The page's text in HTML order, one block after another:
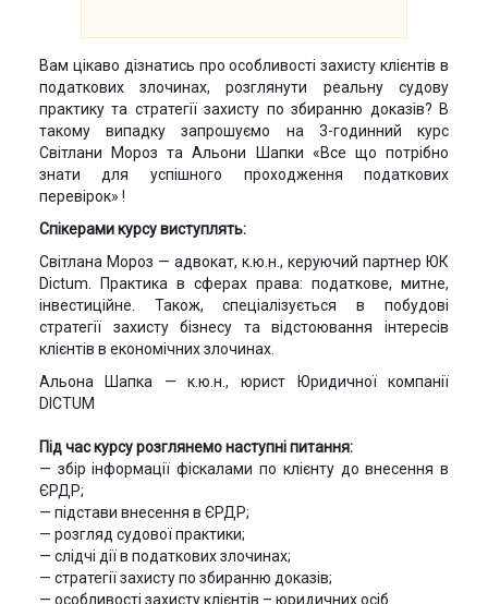
Вам цікаво дізнатись про особливості захисту клієнтів в
податкових злочинах, розглянути реальну судову
практику та стратегії захисту по збиранню доказів? В
такому випадку запрошуємо на 3-годинний курс
Світлани Мороз та Альони Шапки «Все що потрібно
знати для успішного проходження податкових
перевірок» !
Спікерами курсу виступлять:
Світлана Мороз — адвокат, к.ю.н., керуючий партнер ЮК
Dictum. Практика в сферах права: податкове, митне,
інвестиційне. Також, спеціалізується в побудові
стратегії захисту бізнесу та відстоювання інтересів
клієнтів в економічних злочинах.
Альона Шапка — к.ю.н., юрист Юридичної компанії
DICTUM
Під час курсу розглянемо наступні питання:
— збір інформації фіскалами по клієнту до внесення в
ЄРДР;
— підстави внесення в ЄРДР;
— розгляд судової практики;
— слідчі дії в податкових злочинах;
— стратегії захисту по збиранню доказів;
— особливості захисту клієнтів – юридичних осіб.